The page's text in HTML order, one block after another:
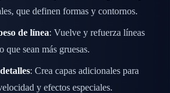
que definen formas y contornos.
de línea: Vuelve y refuerza líneas
que sean más gruesas.
: Crea capas adicionales para
y efectos especiales.